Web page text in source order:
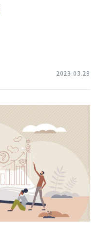
2023.03.29